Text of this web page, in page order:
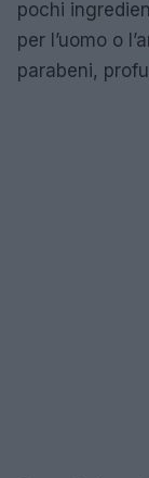
pochi
per l’uomo o
parabeni,